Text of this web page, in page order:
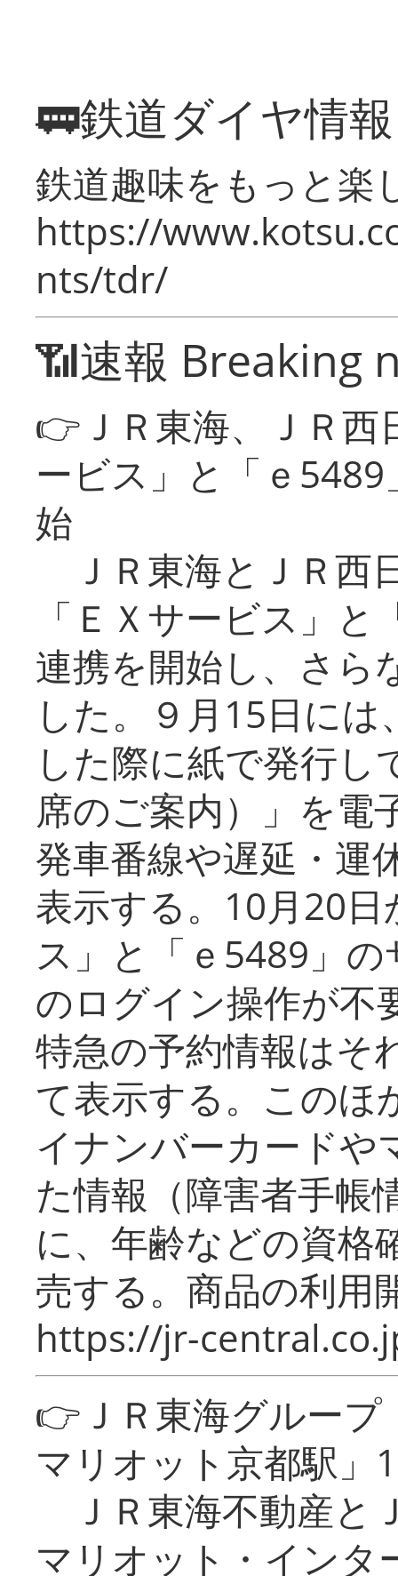
🚃鉄道ダイヤ情
鉄道趣味をもっと楽
https://
nts/tdr/
📶速報 Breaking
👉ＪＲ東海、ＪＲ
ービス」と「ｅ
始
ＪＲ東海とＪＲ西
「ＥＸサービス」
連携を開始し、さら
した。９月15日に
した際に紙で発行し
席のご案内）」を電
発車番線や遅延・運
表示する。10月20
ス」と「ｅ5489」
のログイン操作が不
特急の予約情報はそ
て表示する。このほ
イナンバーカードや
た情報（障害者手帳
に、年齢などの資格
売する。商品の利用
https://jr-
👉ＪＲ東海グルー
マリオット京都駅」
ＪＲ東海不動産と
マリオット・インタ